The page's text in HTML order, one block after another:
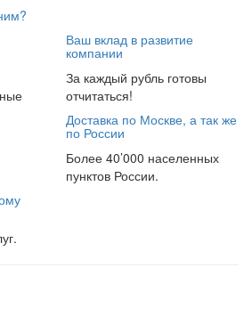
Ваш вклад в развитие
компании
За каждый рубль готовы
отчитаться!
Доставка по Москве, а так же
по России
Более 40’000 населенных
пунктов России.